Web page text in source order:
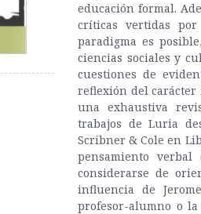
educación formal.
críticas vertidas
paradigma es
ciencias sociales y
cuestiones de
reflexión del carácter
una exhaustiva
trabajos de Luria
Scribner & Cole en
pensamiento
considerarse de
influencia de
profesor-alumno o